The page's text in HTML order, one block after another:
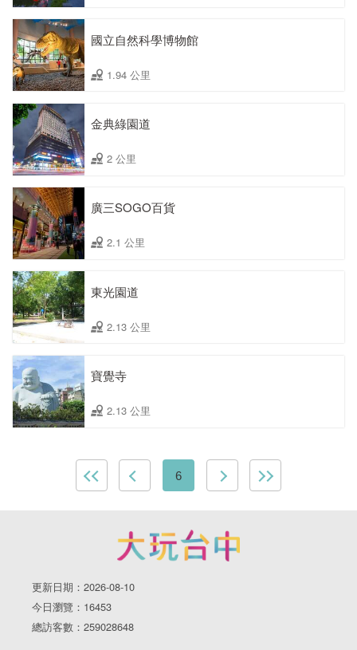
國立自然科學博物館
1.94 公里
金典綠園道
2 公里
廣三SOGO百貨
2.1 公里
東光園道
2.13 公里
寶覺寺
2.13 公里
6
更新日期：2026-08-10
今日瀏覽：16453
總訪客數：259028648